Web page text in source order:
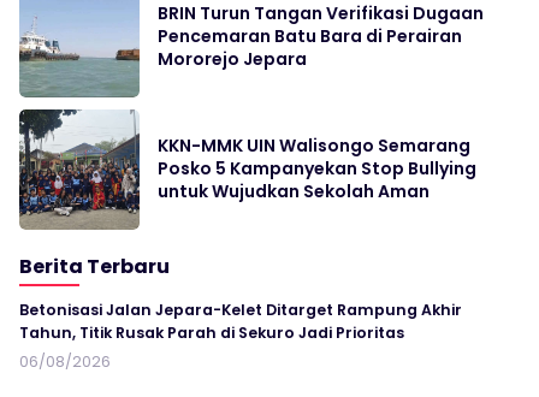
BRIN Turun Tangan Verifikasi Dugaan
Pencemaran Batu Bara di Perairan
Mororejo Jepara
KKN-MMK UIN Walisongo Semarang
Posko 5 Kampanyekan Stop Bullying
untuk Wujudkan Sekolah Aman
Berita Terbaru
Betonisasi Jalan Jepara-Kelet Ditarget Rampung Akhir
Tahun, Titik Rusak Parah di Sekuro Jadi Prioritas
06/08/2026